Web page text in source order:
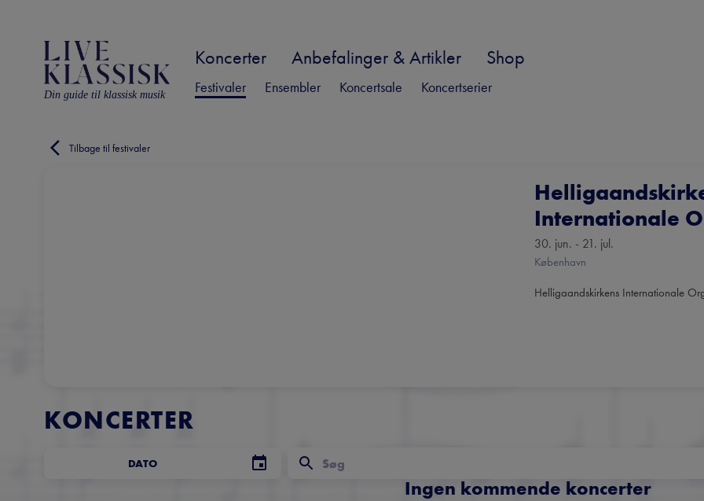
Din guide til klassisk musik
Koncerter Anbefalinger & Artikler Shop
Festivaler Ensembler Koncertsale Koncertserier
Tilbage til festivaler
Internationale
30. jun. - 21. jul.
København
Helligaandskirkens Internationale
KONCERTER
DATO
Ingen kommende koncerter